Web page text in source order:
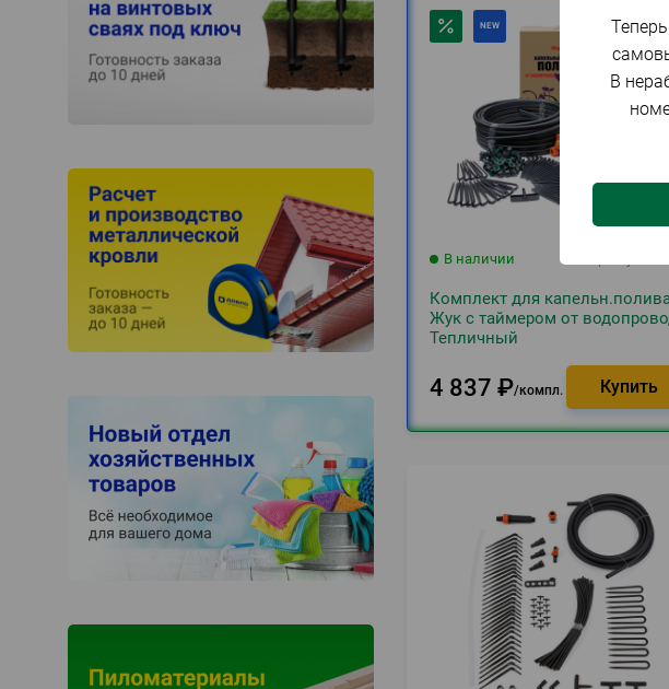
В наличии
Комплект для
Жук с таймером от
Тепличный
4 837 ₽ компл.
В